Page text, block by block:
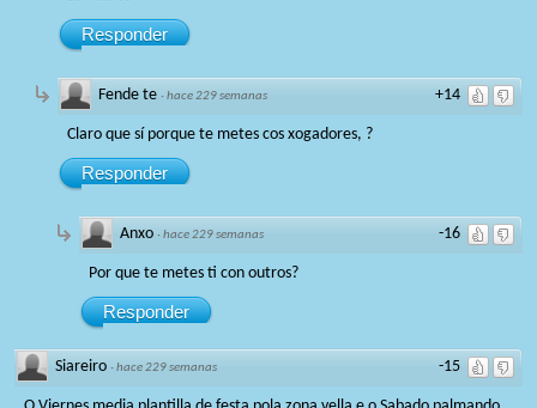
Responder
+14
Fende te ·hace 229 semanas
Claro que sí porque te metes cos xogadores, ?
Responder
-16
Anxo ·hace 229 semanas
Por que te metes ti con outros?
Responder
-15
Siareiro ·hace 229 semanas